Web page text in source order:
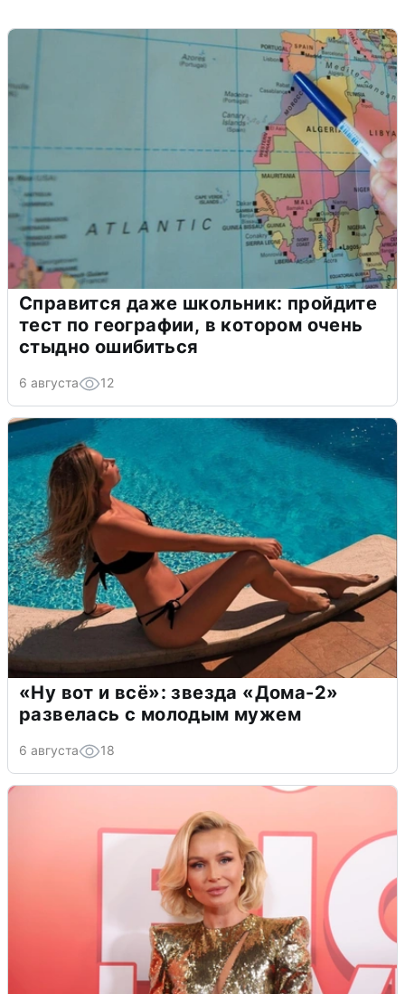
Справится даже школьник: пройдите
тест по географии, в котором очень
стыдно ошибиться
6 августа 12
«Ну вот и всё»: звезда «Дома-2»
развелась с молодым мужем
6 августа 18